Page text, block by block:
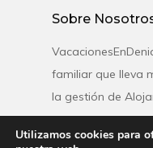
Sobre
familiar que lleva
la gestión de
especializados en
contando con
Utilizamos cookies para